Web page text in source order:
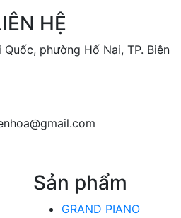
HỆ
phường Hố Nai, TP. Biên
Sản phẩm
GRAND PIANO